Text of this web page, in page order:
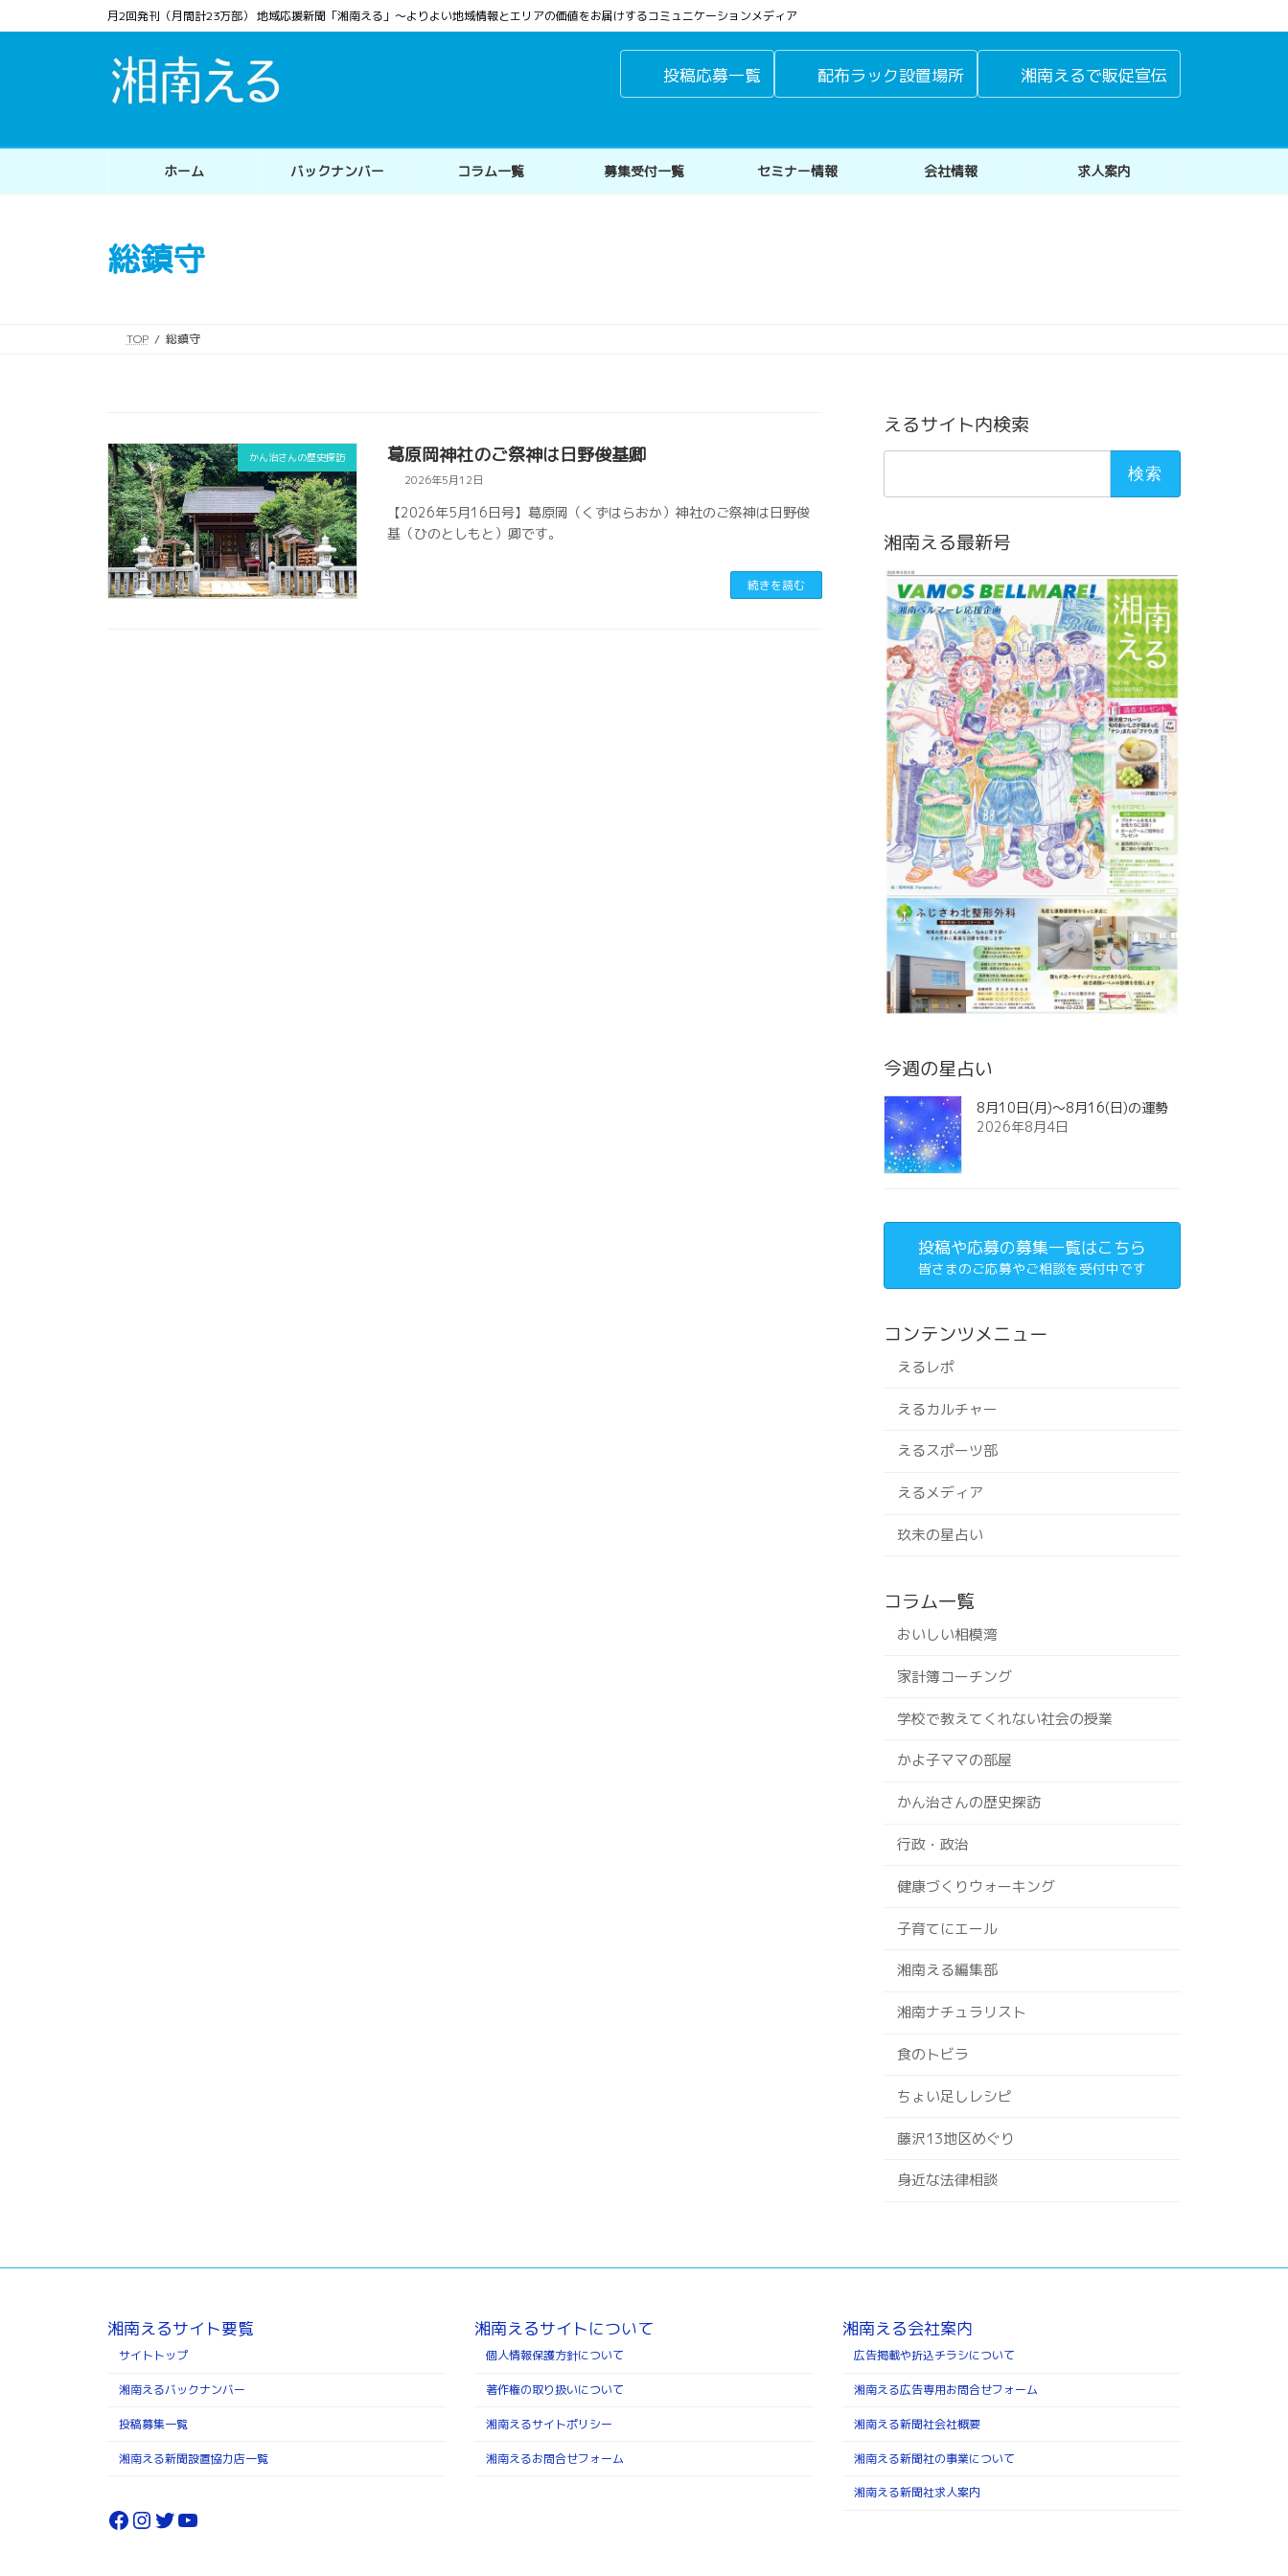
ン
ス
ビ
ン
月2回発刊（月間計23万部） 地域応援新聞「湘南える」〜よりよい地域情報とエリアの価値をお届けするコミュニケーションメディア
投稿応募一覧 配布ラック設置場所 湘南えるで販促宣伝
ホーム バックナンバー コラム一覧 募集受付一覧 セミナー情報 会社情報 求人案内
総鎮守
TOP 総鎮守
かん治さんの歴史探訪 葛原岡神社のご祭神は日野俊基卿
2026年5月12日
【2026年5月16日号】葛原岡（くずはらおか）神社のご祭神は日野俊
基（ひのとしもと）卿です。
続きを読む
えるサイト内検索
湘南える最新号
今週の星占い
8月10日(月)～8月16(日)の運勢
2026年8月4日
投稿や応募の募集一覧はこちら
皆さまのご応募やご相談を受付中です
コンテンツメニュー
えるレポ
えるカルチャー
えるスポーツ部
えるメディア
玖未の星占い
コラム一覧
おいしい相模湾
家計簿コーチング
学校で教えてくれない社会の授業
かよ子ママの部屋
かん治さんの歴史探訪
行政・政治
健康づくりウォーキング
子育てにエール
湘南える編集部
湘南ナチュラリスト
食のトビラ
ちょい足しレシピ
藤沢13地区めぐり
身近な法律相談
湘南えるサイト要覧
サイトトップ
湘南えるバックナンバー
投稿募集一覧
湘南える新聞設置協力店一覧
Facebook
Instagram
Twitter
YouTube
湘南えるサイトについて
個人情報保護方針について
著作権の取り扱いについて
湘南えるサイトポリシー
湘南えるお問合せフォーム
湘南える会社案内
広告掲載や折込チラシについて
湘南える広告専用お問合せフォーム
湘南える新聞社会社概要
湘南える新聞社の事業について
湘南える新聞社求人案内